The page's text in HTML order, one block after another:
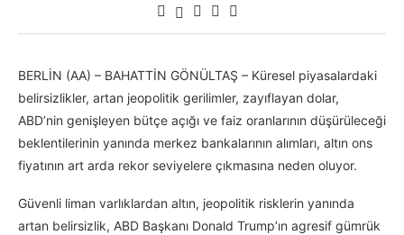
BERLİN (AA) – BAHATTİN GÖNÜLTAŞ – Küresel piyasalardaki
belirsizlikler, artan jeopolitik gerilimler, zayıflayan dolar,
ABD’nin genişleyen bütçe açığı ve faiz oranlarının düşürüleceği
beklentilerinin yanında merkez bankalarının alımları, altın ons
fiyatının art arda rekor seviyelere çıkmasına neden oluyor.
Güvenli liman varlıklardan altın, jeopolitik risklerin yanında
artan belirsizlik, ABD Başkanı Donald Trump’ın agresif gümrük